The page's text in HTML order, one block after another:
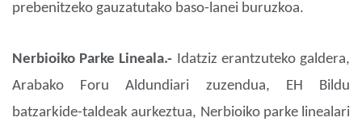
prebenitzeko gauzatutako baso-lanei buruzkoa.
Nerbioiko Parke Lineala.- Idatziz erantzuteko galdera,
Arabako Foru Aldundiari zuzendua, EH Bildu
batzarkide-taldeak aurkeztua, Nerbioiko parke linealari